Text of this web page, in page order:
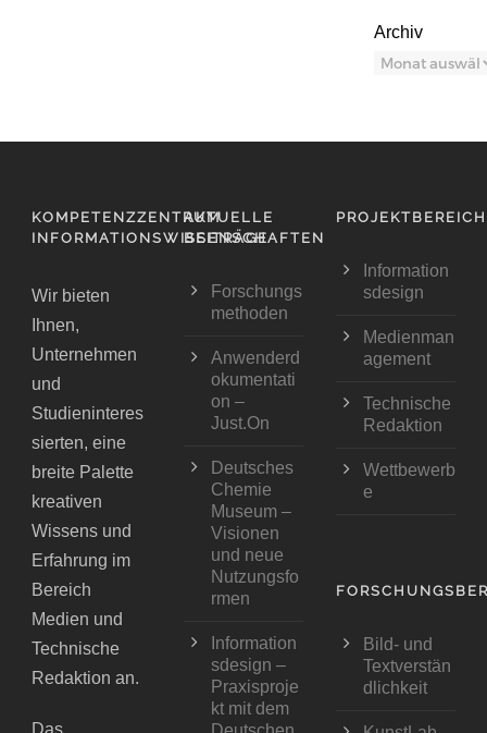
Archiv
KOMPETENZZENTRUM
INFORMATIONSWISSENSCHAFTEN
Wir bieten
Ihnen,
Unternehmen
und
Studieninteres
sierten, eine
breite Palette
kreativen
Wissens und
Erfahrung im
Bereich
Medien und
Technische
Redaktion an.
AKTUELLE
BEITRÄGE
Forschungs
methoden
Anwenderd
okumentati
on –
Just.On
Deutsches
Chemie
Museum –
Visionen
und neue
Nutzungsfo
rmen
Information
sdesign –
Praxisproje
kt mit dem
Information
sdesign
Medienman
agement
Technische
Redaktion
Wettbewerb
e
Bild- und
Textverstän
dlichkeit